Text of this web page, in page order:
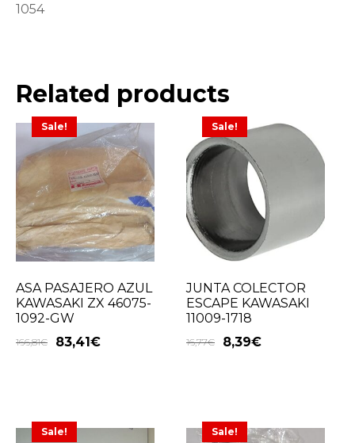
1054
Related products
Sale!
ASA PASAJERO AZUL
KAWASAKI ZX 46075-
1092-GW
166,81€ 83,41€
Sale!
JUNTA COLECTOR
ESCAPE KAWASAKI
11009-1718
16,77€ 8,39€
Sale! Sale!